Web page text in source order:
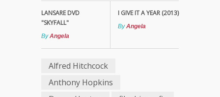
LANSARE DVD
"SKYFALL"
ByAngela
I GIVE IT A YEAR (2013)
ByAngela
Alfred Hitchcock
Anthony Hopkins